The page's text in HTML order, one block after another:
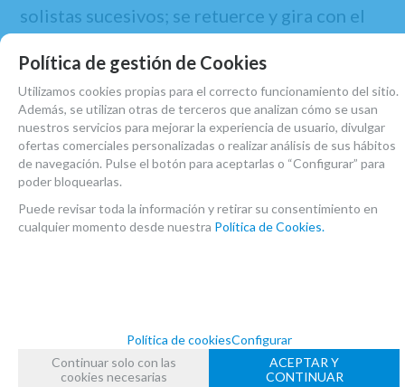
solistas sucesivos; se retuerce y gira con el
lamento ululante de la pipa de un pastor.
Sigue la "Hora", una lenta danza rumana en
tres con un ambiente que refleja los votos
solemnes de la boda.
"A Chusidl", con una velocidad moderada y
ritmos alegres, lleva la fiesta a la pista de
baile.
MARCA
Política de gestión de Cookies
Utilizamos cookies propias para el correcto funcionamiento del sitio.
Además, se utilizan otras de terceros que analizan cómo se usan
nuestros servicios para mejorar la experiencia de usuario, divulgar
ofertas comerciales personalizadas o realizar análisis de sus hábitos
de navegación. Pulse el botón para aceptarlas o “Configurar” para
poder bloquearlas.
Puede revisar toda la información y retirar su consentimiento en
cualquier momento desde nuestra Política de Cookies.
Política de cookiesConfigurar
Continuar solo con las
cookies necesarias
ACEPTAR Y
CONTINUAR